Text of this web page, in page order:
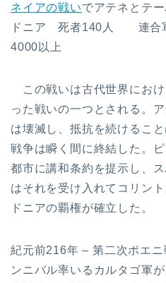
ネイアの戦いでアテネとテ
ドニア 死者140人 連合
4000以上
この戦いは古代世界にお
った戦いの一つとされる。
は壊滅し、抵抗を続けるこ
戦争は瞬く間に終結した。
都市に講和条約を提示し、
はそれを受け入れてコリン
ドニアの覇権が確立した。
紀元前216年 – 第二次ポエニ
ンニバル率いるカルタゴ軍